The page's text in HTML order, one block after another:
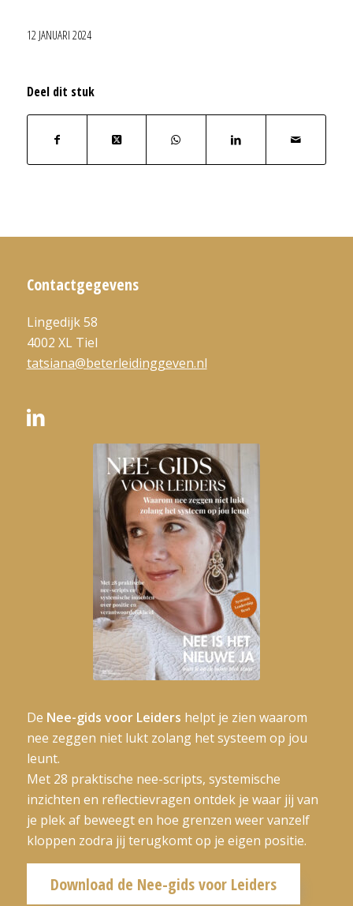
12 JANUARI 2024
Deel dit stuk
Contactgegevens
Lingedijk 58
4002 XL Tiel
tatsiana@beterleidinggeven.nl
De Nee-gids voor Leiders helpt je zien waarom
nee zeggen niet lukt zolang het systeem op jou
leunt.
Met 28 praktische nee-scripts, systemische
inzichten en reflectievragen ontdek je waar jij van
je plek af beweegt en hoe grenzen weer vanzelf
kloppen zodra jij terugkomt op je eigen positie.
Download de Nee-gids voor Leiders